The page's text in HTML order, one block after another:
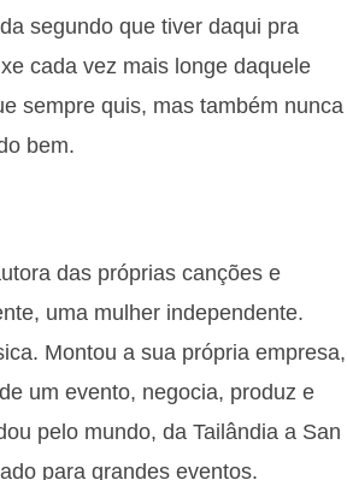
segundo que tiver daqui pra
cada vez mais longe daquele
sempre quis, mas também nunca
bem.
das próprias canções e
uma mulher independente.
Montou a sua própria empresa,
um evento, negocia, produz e
pelo mundo, da Tailândia a San
para grandes eventos.